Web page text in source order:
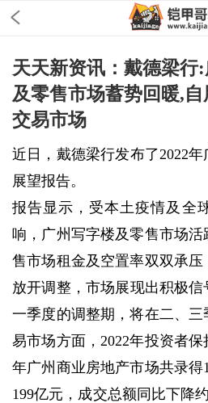
天天新资讯：戴德梁行
及零售市场蓄势回暖,
交易市场
近日，戴德梁行发布了2022
展望报告。
报告显示，受本土疫情及全
响，广州写字楼及零售市场
售市场租金及空置率双双承
放开调整，市场展现出积极
一季度的调整期，将在二、
易市场方面，2022年投资者
年广州商业房地产市场共录
199亿元，成交总额同比下降